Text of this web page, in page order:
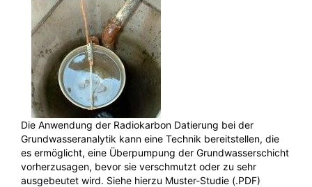
Die Anwendung der Radiokarbon Datierung bei der
Grundwasseranalytik kann eine Technik bereitstellen, die
es ermöglicht, eine Überpumpung der Grundwasserschicht
vorherzusagen, bevor sie verschmutzt oder zu sehr
ausgebeutet wird. Siehe hierzu Muster-Studie (.PDF)